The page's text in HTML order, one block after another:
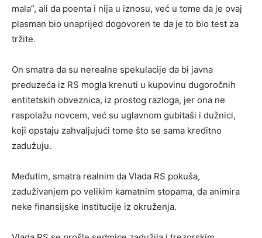
mala”, ali da poenta i nija u iznosu, već u tome da je ovaj
plasman bio unaprijed dogovoren te da je to bio test za
tržite.
On smatra da su nerealne spekulacije da bi javna
preduzeća iz RS mogla krenuti u kupovinu dugoročnih
entitetskih obveznica, iz prostog razloga, jer ona ne
raspolažu novcem, već su uglavnom gubitaši i dužnici,
koji opstaju zahvaljujući tome što se sama kreditno
zadužuju.
Međutim, smatra realnim da Vlada RS pokuša,
zaduživanjem po velikim kamatnim stopama, da animira
neke finansijske institucije iz okruženja.